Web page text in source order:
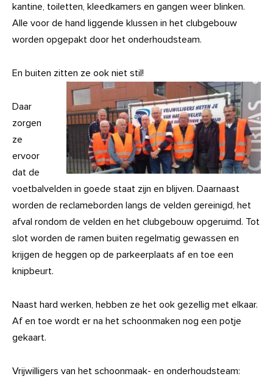
kantine, toiletten, kleedkamers en gangen weer blinken.
Alle voor de hand liggende klussen in het clubgebouw
worden opgepakt door het onderhoudsteam.
En buiten zitten ze ook niet stil!
Daar
zorgen
ze
ervoor
dat de
voetbalvelden in goede staat zijn en blijven. Daarnaast
worden de reclameborden langs de velden gereinigd, het
afval rondom de velden en het clubgebouw opgeruimd. Tot
slot worden de ramen buiten regelmatig gewassen en
krijgen de heggen op de parkeerplaats af en toe een
knipbeurt.
Naast hard werken, hebben ze het ook gezellig met elkaar.
Af en toe wordt er na het schoonmaken nog een potje
gekaart.
Vrijwilligers van het schoonmaak- en onderhoudsteam: